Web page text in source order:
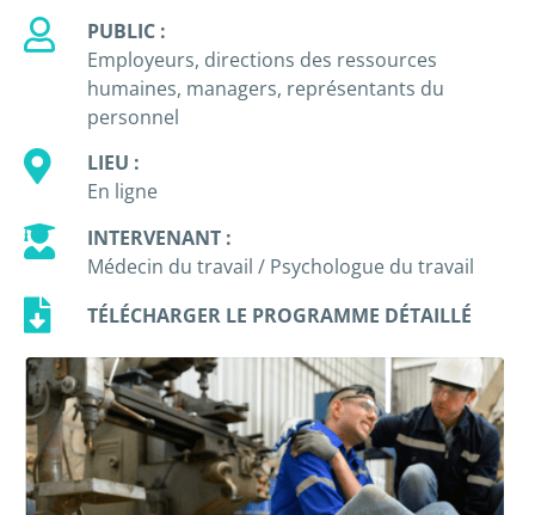
PUBLIC :
Employeurs, directions des ressources
humaines, managers, représentants du
personnel
LIEU :
En ligne
INTERVENANT :
Médecin du travail / Psychologue du travail
TÉLÉCHARGER LE PROGRAMME DÉTAILLÉ